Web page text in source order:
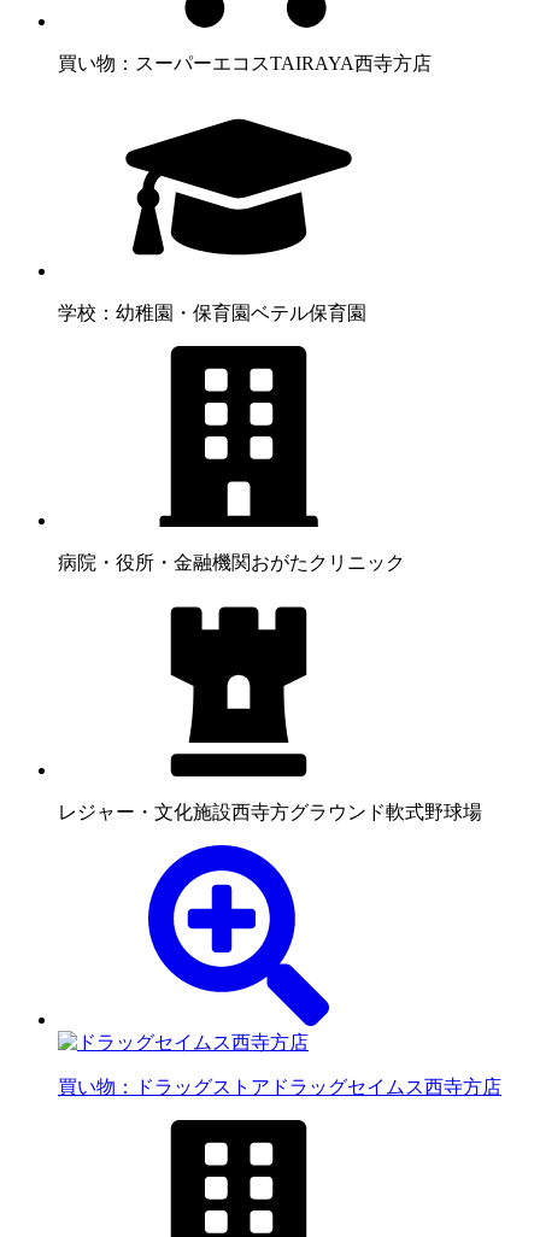
買い物：スーパーエコスTAIRAYA西寺方店
学校：幼稚園・保育園ベテル保育園
病院・役所・金融機関おがたクリニック
レジャー・文化施設西寺方グラウンド軟式野球場
買い物：ドラッグストア ドラッグセイムス西寺方店